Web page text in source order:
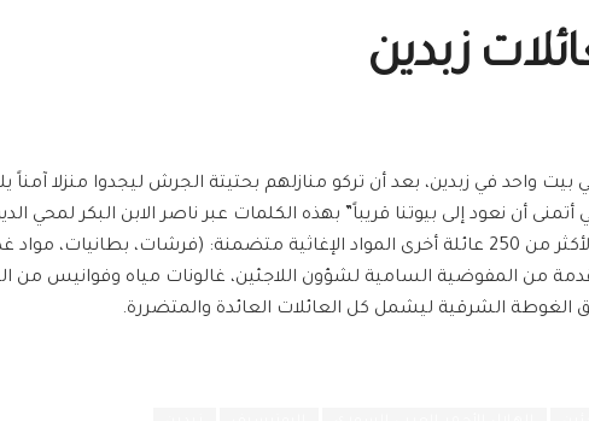
زبدين
أتمنى أن نعود إلى بيوتنا قريباً” بهذه الكلمات عبر ناصر الابن البكر
متطوعو الهلال الأحمر العربي السوري يقدمون لهم ولأكثر من 250 عائلة أخرى المواد الإغاثية
من المفوضية السامية لشؤون اللاجئين، غالونات مياه وفوانيس من
الشرقية ليشمل كل العائلات العائدة والمتضررة.